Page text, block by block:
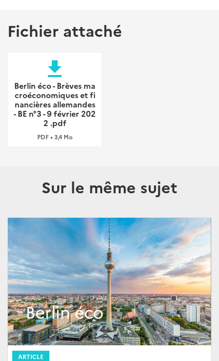
Fichier attaché
file_download
Berlin éco - Brèves ma
croéconomiques et fi
nancières allemandes
- BE n°3 - 9 février 202
2 .pdf
PDF • 3,4 Mo
Sur le même sujet
ARTICLE